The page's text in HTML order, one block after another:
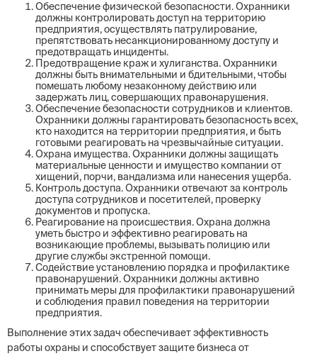
Обеспечение физической безопасности. Охранники
должны контролировать доступ на территорию
предприятия, осуществлять патрулирование,
препятствовать несанкционированному доступу и
предотвращать инциденты.
Предотвращение краж и хулиганства. Охранники
должны быть внимательными и бдительными, чтобы
помешать любому незаконному действию или
задержать лиц, совершающих правонарушения.
Обеспечение безопасности сотрудников и клиентов.
Охранники должны гарантировать безопасность всех,
кто находится на территории предприятия, и быть
готовыми реагировать на чрезвычайные ситуации.
Охрана имущества. Охранники должны защищать
материальные ценности и имущество компании от
хищений, порчи, вандализма или нанесения ущерба.
Контроль доступа. Охранники отвечают за контроль
доступа сотрудников и посетителей, проверку
документов и пропуска.
Реагирование на происшествия. Охрана должна
уметь быстро и эффективно реагировать на
возникающие проблемы, вызывать полицию или
другие службы экстренной помощи.
Содействие установлению порядка и профилактике
правонарушений. Охранники должны активно
принимать меры для профилактики правонарушений
и соблюдения правил поведения на территории
предприятия.
Выполнение этих задач обеспечивает эффективность
работы охраны и способствует защите бизнеса от